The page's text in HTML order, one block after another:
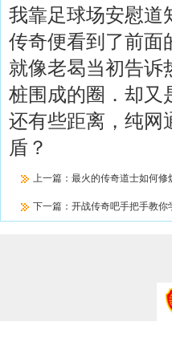
我靠足球场安慰道
传奇便看到了前面
就像老曷当初告诉
桩围成的圈．却又
还有些距离，纯网
盾？
上一篇： 最火的传奇道士如何修
下一篇： 开战传奇吧手把手教你